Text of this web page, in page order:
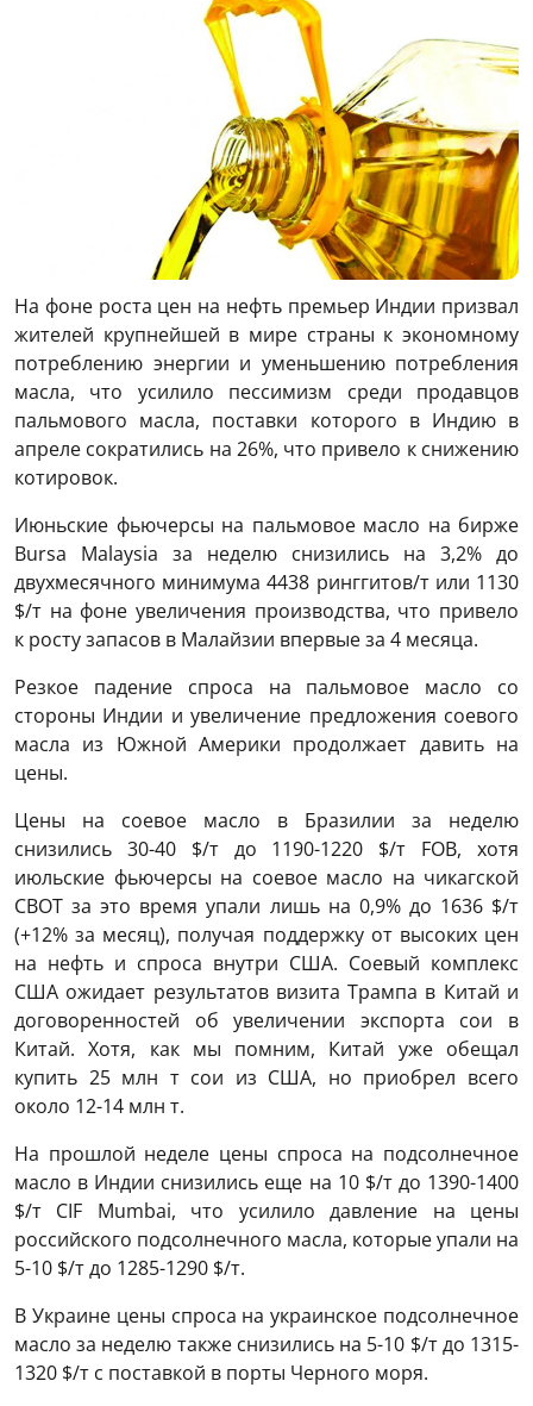
На фоне роста цен на нефть премьер Индии призвал
жителей крупнейшей в мире страны к экономному
потреблению энергии и уменьшению потребления
масла, что усилило пессимизм среди продавцов
пальмового масла, поставки которого в Индию в
апреле сократились на 26%, что привело к снижению
котировок.
Июньские фьючерсы на пальмовое масло на бирже
Bursa Malaysia за неделю снизились на 3,2% до
двухмесячного минимума 4438 ринггитов/т или 1130
$/т на фоне увеличения производства, что привело
к росту запасов в Малайзии впервые за 4 месяца.
Резкое падение спроса на пальмовое масло со
стороны Индии и увеличение предложения соевого
масла из Южной Америки продолжает давить на
цены.
Цены на соевое масло в Бразилии за неделю
снизились 30-40 $/т до 1190-1220 $/т FOB, хотя
июльские фьючерсы на соевое масло на чикагской
СВОТ за это время упали лишь на 0,9% до 1636 $/т
(+12% за месяц), получая поддержку от высоких цен
на нефть и спроса внутри США. Соевый комплекс
США ожидает результатов визита Трампа в Китай и
договоренностей об увеличении экспорта сои в
Китай. Хотя, как мы помним, Китай уже обещал
купить 25 млн т сои из США, но приобрел всего
около 12-14 млн т.
На прошлой неделе цены спроса на подсолнечное
масло в Индии снизились еще на 10 $/т до 1390-1400
$/т CIF Mumbai, что усилило давление на цены
российского подсолнечного масла, которые упали на
5-10 $/т до 1285-1290 $/т.
В Украине цены спроса на украинское подсолнечное
масло за неделю также снизились на 5-10 $/т до 1315-
1320 $/т с поставкой в порты Черного моря.